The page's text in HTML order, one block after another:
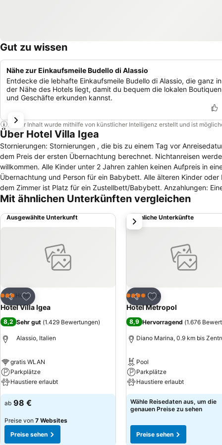
Gut zu wissen
Nähe zur Einkaufsmeile Budello di Alassio
Entdecke die lebhafte Einkaufsmeile Budello di Alassio, die ganz in
der Nähe des Hotels liegt, damit du bequem die lokalen Boutiquen
und Geschäfte erkunden kannst.
Dieser Inhalt wurde mithilfe von künstlicher Intelligenz erstellt und ist
Über Hotel Villa Igea
Stornierungen: Stornierungen , die bis zu einem Tag vor
dem Preis der ersten Übernachtung berechnet. Nichtanreisen
willkommen. Alle Kinder unter 2 Jahren zahlen keinen Aufpreis in
Übernachtung und Person für ein Babybett. Alle älteren Kinder
dem Zimmer ist Platz für ein Zustellbett/Babybett. Anzahlungen:
Mehrwertsteuer ist inbegriffen. Servicegebühren werden nicht
Gebühr in der Nähe zur Verfügung. Haustiere: Haustiere sind auf
vor, eine Autorisierung der Kreditkarte vor Anreise vorzunehmen.
Mit ähnlichen Unterkünften vergleichen
Ausgewählte Unterkunft
Teilen
Zu Favoriten hinzufügen
3 SterneHotel
Hotel Villa Igea
8,2 Sehr gut (1.429 Bewertungen)
Alassio, Italien
gratis WLAN
Parkplätze
Haustiere erlaubt
ab 98 €
Preise von 7 Websites
Preise sehen
Ähnliche Unterkünfte
Teilen
Zu Favoriten
4 SterneHotel
Hotel Metropol
8,9 Hervorragend (1.676
Diano Marina, 0.9 km bis
Pool
Parkplätze
Haustiere erlaubt
Wähle Reisedaten aus, um die
genauen Preise zu sehen
Preise sehen
weiter